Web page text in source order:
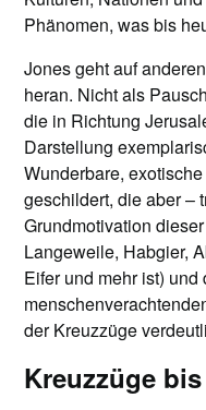
Phänomen, was bis
Jones geht auf
heran. Nicht als
die in Richtung
Darstellung
Wunderbare,
geschildert, die aber –
Grundmotivation
Langeweile, Habgier,
Eifer und mehr ist)
der Kreuzzüge
Kreuzzüge